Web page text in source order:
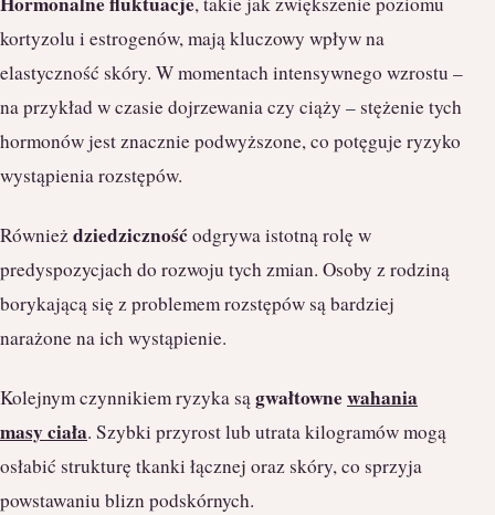
kortyzolu i estrogenów, mają kluczowy wpływ na
elastyczność skóry. W momentach intensywnego wzrostu –
na przykład w czasie dojrzewania czy ciąży – stężenie tych
hormonów jest znacznie podwyższone, co potęguje ryzyko
wystąpienia rozstępów.
Równieżdziedzicznośćodgrywa istotną rolę w
predyspozycjach do rozwoju tych zmian. Osoby z rodziną
borykającą się z problemem rozstępów są bardziej
narażone na ich wystąpienie.
Kolejnym czynnikiem ryzyka sągwałtownewahania
masy ciała. Szybki przyrost lub utrata kilogramów mogą
osłabić strukturę tkanki łącznej oraz skóry, co sprzyja
powstawaniu blizn podskórnych.